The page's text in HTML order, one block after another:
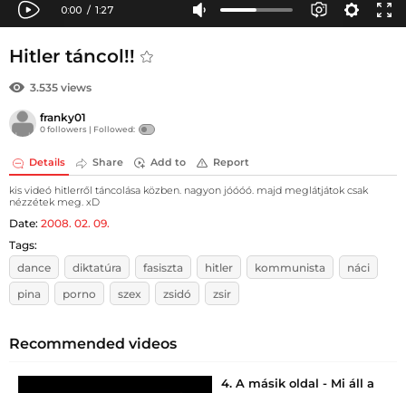
Hitler táncol!!
3.535 views
franky01
0 followers | Followed:
Details Share Add to Report
kis videó hitlerről táncolása közben. nagyon jóóóó. majd meglátjátok csak
nézzétek meg. xD
Date: 2008. 02. 09.
Tags:
dance
diktatúra fasiszta hitler kommunista
náci
pina
porno szex zsidó zsir
Recommended videos
4. A másik oldal - Mi áll a